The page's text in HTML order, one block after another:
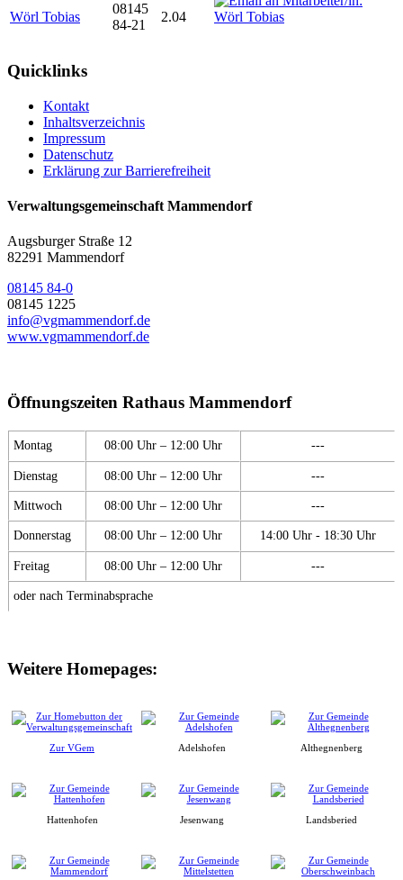
Wörl Tobias
08145
84-21
2.04
Quicklinks
Kontakt
Inhaltsverzeichnis
Impressum
Datenschutz
Erklärung zur Barrierefreiheit
Verwaltungsgemeinschaft Mammendorf
Augsburger Straße 12
82291 Mammendorf
08145 84-0
08145 1225
info@vgmammendorf.de
www.vgmammendorf.de
Öffnungszeiten Rathaus Mammendorf
Montag 08:00 Uhr – 12:00 Uhr ---
Dienstag 08:00 Uhr – 12:00 Uhr ---
Mittwoch 08:00 Uhr – 12:00 Uhr ---
Donnerstag 08:00 Uhr – 12:00 Uhr 14:00 Uhr - 18:30 Uhr
Freitag 08:00 Uhr – 12:00 Uhr ---
oder nach Terminabsprache
Weitere Homepages:
Zur VGem Adelshofen Althegnenberg
Hattenhofen Jesenwang Landsberied